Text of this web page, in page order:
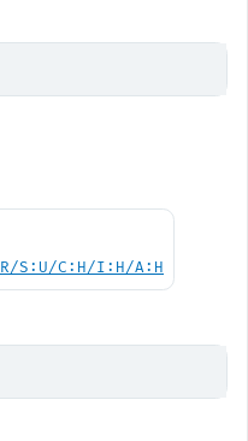
S:U/C:H/I:H/A:H